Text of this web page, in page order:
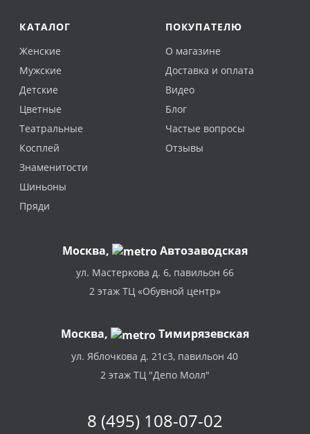
КАТАЛОГ
Женские
Мужские
Детские
Цветные
Театральные
Косплей
Знаменитости
Шиньоны
Пряди
ПОКУПАТЕЛЮ
О магазине
Доставка и оплата
Видео
Блог
Частые вопросы
Отзывы
Москва, Автозаводская
ул. Мастеркова д. 6, павильон 66
2 этаж ТЦ «Обувной центр»
Москва, Тимирязевская
ул. Яблочкова д. 21с3, павильон 40
2 этаж ТЦ "Депо Молл"
8 (495) 108-07-02